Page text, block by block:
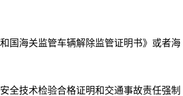
国海关监管车辆解除监管证明书》或者海
全技术检验合格证明和交通事故责任强制